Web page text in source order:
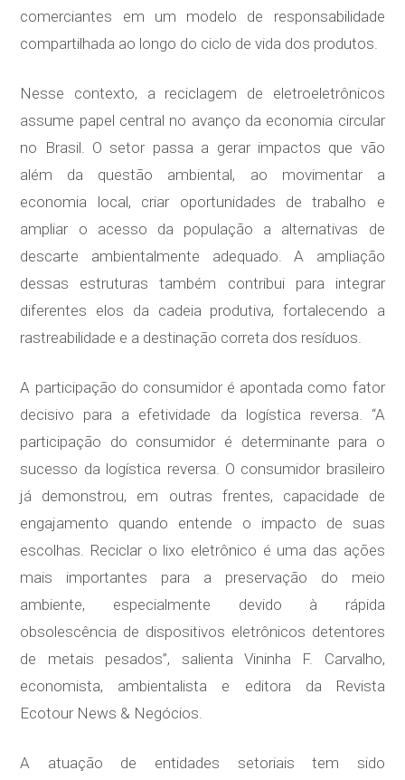
comerciantes em um modelo de responsabilidade
compartilhada ao longo do ciclo de vida dos produtos.
Nesse contexto, a reciclagem de eletroeletrônicos
assume papel central no avanço da economia circular
no Brasil. O setor passa a gerar impactos que vão
além da questão ambiental, ao movimentar a
economia local, criar oportunidades de trabalho e
ampliar o acesso da população a alternativas de
descarte ambientalmente adequado. A ampliação
dessas estruturas também contribui para integrar
diferentes elos da cadeia produtiva, fortalecendo a
rastreabilidade e a destinação correta dos resíduos.
A participação do consumidor é apontada como fator
decisivo para a efetividade da logística reversa. “A
participação do consumidor é determinante para o
sucesso da logística reversa. O consumidor brasileiro
já demonstrou, em outras frentes, capacidade de
engajamento quando entende o impacto de suas
escolhas. Reciclar o lixo eletrônico é uma das ações
mais importantes para a preservação do meio
ambiente, especialmente devido à rápida
obsolescência de dispositivos eletrônicos detentores
de metais pesados”, salienta Vininha F. Carvalho,
economista, ambientalista e editora da Revista
Ecotour News & Negócios.
A atuação de entidades setoriais tem sido